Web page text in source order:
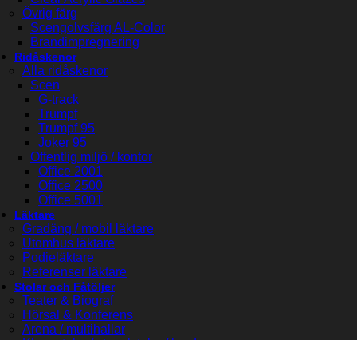
Övrig färg
Scengolvsfärg AL-Color
Brandimpregnering
Ridåskenor
Alla ridåskenor
Scen
G-track
Trumpf
Trumpf 95
Joker 95
Offentlig miljö / kontor
Office 2001
Office 2500
Office 5001
Läktare
Gradäng / mobil läktare
Utomhus läktare
Podieläktare
Referenser läktare
Stolar och Fåtöljer
Teater & Biograf
Hörsal & Konferens
Arena / multihallar